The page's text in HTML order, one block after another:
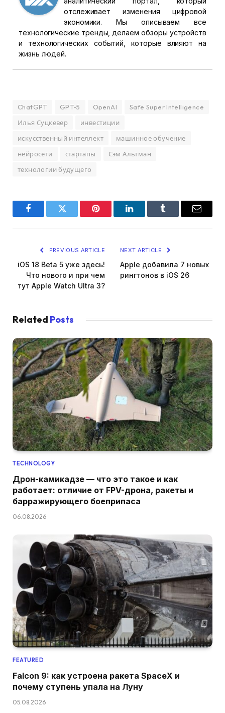
отслеживает изменения цифровой
экономики. Мы описываем все
технологические тренды, делаем обзоры устройств
и технологических событий, которые влияют на
жизнь людей.
ChatGPT GPT-5 OpenAI
Safe Super Intelligence
Илья Суцкевер
инвестиции
искусственный интеллект
машинное обучение
нейросети
стартапы
Сэм Альтман
технологии будущего
FacebookTwitter Pinterest LinkedInTumblr Email
PREVIOUS ARTICLE
iOS 18 Beta 5 уже здесь!
Что нового и при чем
тут Apple Watch Ultra 3?
NEXT ARTICLE
Apple добавила 7 новых
рингтонов в iOS 26
Related Posts
TECHNOLOGY
Дрон-камикадзе — что это такое и как
работает: отличие от FPV-дрона, ракеты и
барражирующего боеприпаса
06.08.2026
FEATURED
Falcon 9: как устроена ракета SpaceX и
почему ступень упала на Луну
05.08.2026